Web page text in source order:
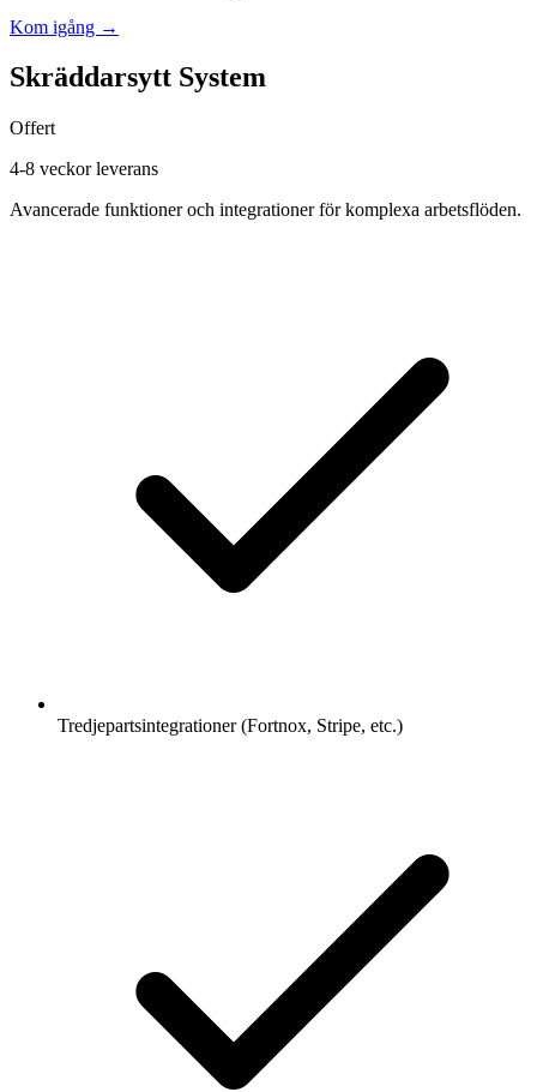
Kom igång →
Skräddarsytt System
Offert
4-8 veckor leverans
Avancerade funktioner och integrationer för komplexa arbetsflöden.
Tredjepartsintegrationer (Fortnox, Stripe, etc.)